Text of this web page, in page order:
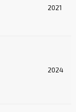
2021
2024